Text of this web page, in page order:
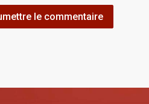
le commentaire